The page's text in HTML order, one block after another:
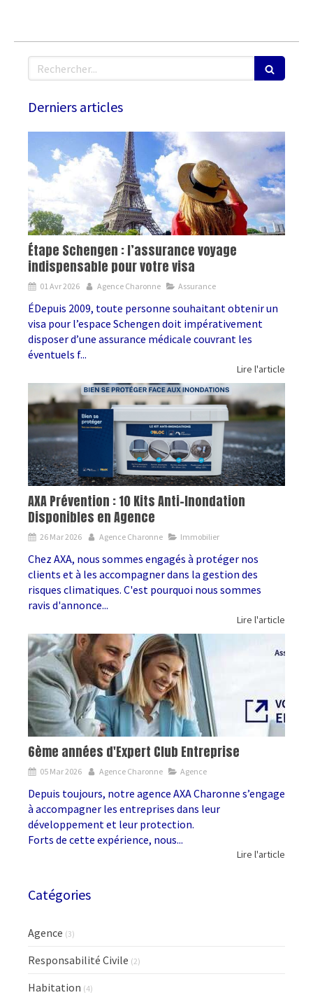
Rechercher
Derniers articles
Étape Schengen : l’assurance voyage
indispensable pour votre visa
01 Avr 2026 Agence Charonne Assurance
ÉDepuis 2009, toute personne souhaitant obtenir un
visa pour l’espace Schengen doit impérativement
disposer d’une assurance médicale couvrant les
éventuels f...
Lire l'article
AXA Prévention : 10 Kits Anti-Inondation
Disponibles en Agence
26 Mar 2026 Agence Charonne Immobilier
Chez AXA, nous sommes engagés à protéger nos
clients et à les accompagner dans la gestion des
risques climatiques. C'est pourquoi nous sommes
ravis d'annonce...
Lire l'article
6ème années d'Expert Club Entreprise
05 Mar 2026 Agence Charonne Agence
Depuis toujours, notre agence AXA Charonne s’engage
à accompagner les entreprises dans leur
développement et leur protection.
Forts de cette expérience, nous...
Lire l'article
Catégories
Agence (3)
Responsabilité Civile (2)
Habitation (4)